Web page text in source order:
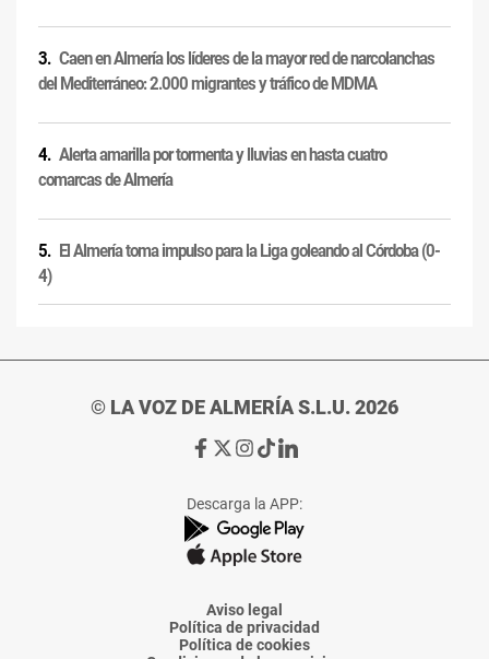
Caen en Almería los líderes de la mayor red de narcolanchas
del Mediterráneo: 2.000 migrantes y tráfico de MDMA
Alerta amarilla por tormenta y lluvias en hasta cuatro
comarcas de Almería
El Almería toma impulso para la Liga goleando al Córdoba (0-
4)
© LA VOZ DE ALMERÍA S.L.U. 2026
Ir
de
La
Voz
Almería
Ir
de
La
Voz
Almería
Ir
de
La
Voz
Almería
Ir
de
La
Voz
Almería
Ir
de
La
Voz
Descarga la APP:
Aviso legal
Política de privacidad
Política de cookies